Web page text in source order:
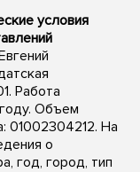
условия
Работа
Объем
01002304212. На
о
год, город, тип